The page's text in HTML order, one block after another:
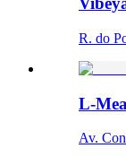
R. do
L-
Av.